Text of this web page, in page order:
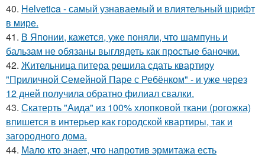
40. Helvetica - самый узнаваемый и влиятельный шрифт
в мире.
41. В Японии, кажется, уже поняли, что шампунь и
бальзам не обязаны выглядеть как простые баночки.
42. Жительница питера решила сдать квартиру
"Приличной Семейной Паре с Ребёнком" - и уже через
12 дней получила обратно филиал свалки.
43. Скатерть "Аида" из 100% хлопковой ткани (рогожка)
впишется в интерьер как городской квартиры, так и
загородного дома.
44. Мало кто знает, что напротив эрмитажа есть